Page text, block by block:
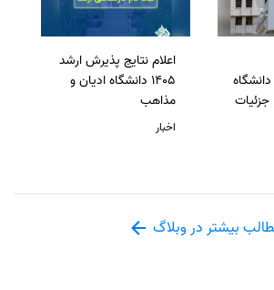
1405–1406؛ جزئیات
اعلام نتایج پذیرش ارشد
1405 دانشگاه ادیان و
مذاهب
اخبار
بیشتر در وبلاگ